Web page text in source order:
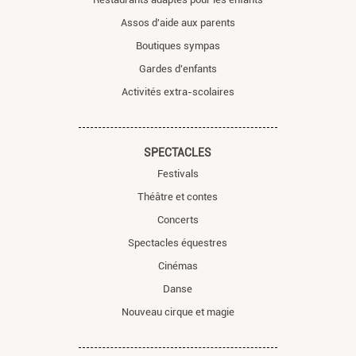
Assos d'aide aux parents
Boutiques sympas
Gardes d'enfants
Activités extra-scolaires
SPECTACLES
Festivals
Théâtre et contes
Concerts
Spectacles équestres
Cinémas
Danse
Nouveau cirque et magie